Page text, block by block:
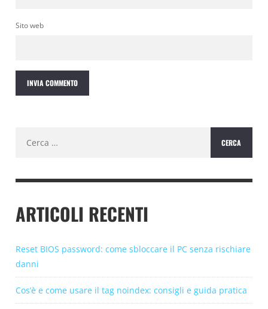
Sito web
per:
ARTICOLI RECENTI
Reset BIOS password: come sbloccare il PC senza rischiare
danni
Cos’è e come usare il tag noindex: consigli e guida pratica